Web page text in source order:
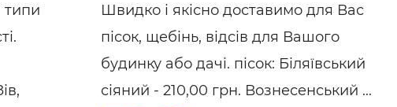
типи
Швидко і якісно доставимо для Вас
пісок, щебінь, відсів для Вашого
будинку або дачі. пісок: Біляївський
сіяний - 210,00 грн. Вознесенський ...